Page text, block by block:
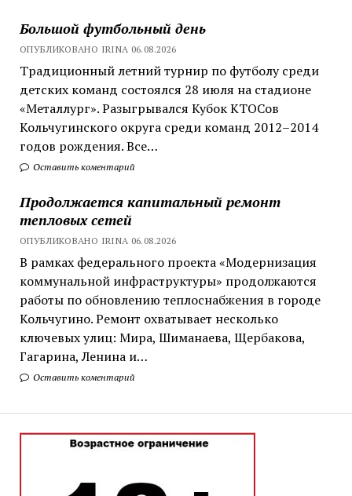
Большой футбольный день
ОПУБЛИКОВАНО IRINA 06.08.2026
Традиционный летний турнир по футболу среди
детских команд состоялся 28 июля на стадионе
«Металлург». Разыгрывался Кубок КТОСов
Кольчугинского округа среди команд 2012–2014
годов рождения. Все…
Оставить коментарий
Продолжается капитальный ремонт
тепловых сетей
ОПУБЛИКОВАНО IRINA 06.08.2026
В рамках федерального проекта «Модернизация
коммунальной инфраструктуры» продолжаются
работы по обновлению теплоснабжения в городе
Кольчугино. Ремонт охватывает несколько
ключевых улиц: Мира, Шиманаева, Щербакова,
Гагарина, Ленина и…
Оставить коментарий